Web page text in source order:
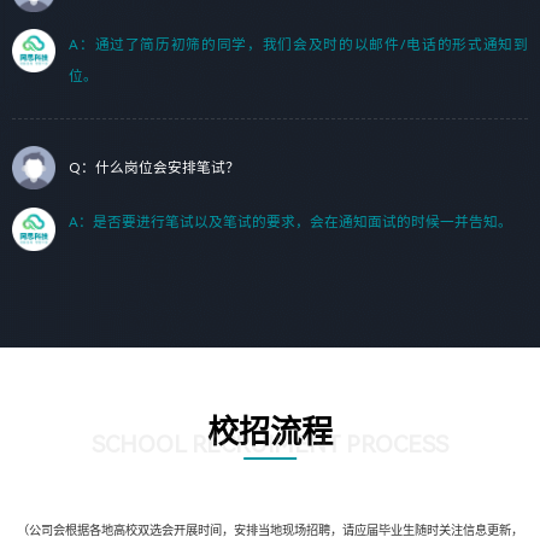
A：通过了简历初筛的同学，我们会及时的以邮件/电话的形式通知到
位。
Q：什么岗位会安排笔试？
A：是否要进行笔试以及笔试的要求，会在通知面试的时候一并告知。
校招流程
SCHOOL RECRUIMENT PROCESS
（公司会根据各地高校双选会开展时间，安排当地现场招聘，请应届毕业生随时关注信息更新，